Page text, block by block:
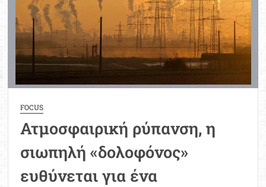
Περιβάλλοντος
FOCUS
Ατμοσφαιρική ρύπανση, η
σιωπηλή «δολοφόνος»
ευθύνεται για ένα